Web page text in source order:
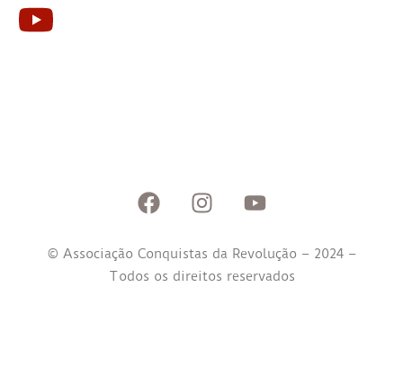
© Associação Conquistas da Revolução – 2024 –
Todos os direitos reservados